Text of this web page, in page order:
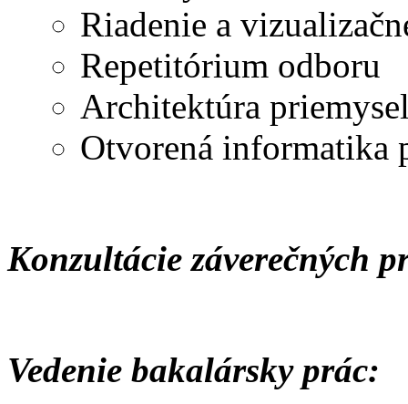
Riadenie a
Repetitórium odboru
Architektúra
Otvorená informatika
Konzultácie záverečných
Vedenie bakalársky prác: